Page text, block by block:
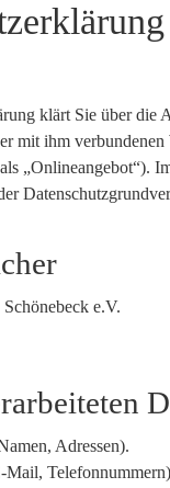
klärt Sie über die
mit ihm
als
e.V.
Adressen).